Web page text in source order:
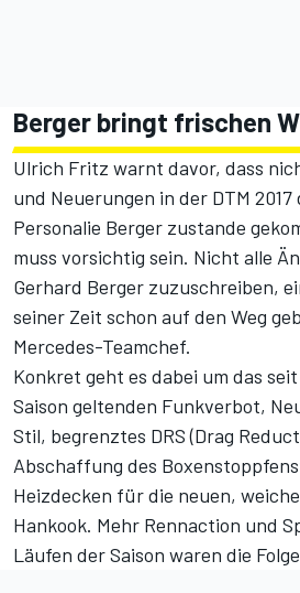
Berger bringt frischen
Ulrich Fritz warnt davor, dass
und Neuerungen in der DTM
Personalie Berger zustande
muss vorsichtig sein. Nicht alle
Gerhard Berger zuzuschreiben,
seiner Zeit schon auf den Weg
Mercedes-Teamchef.
Konkret geht es dabei um das
Saison geltenden Funkverbot,
Stil, begrenztes DRS (Drag
Abschaffung des
Heizdecken für die neuen,
Hankook. Mehr Rennaction und
Läufen der Saison waren die